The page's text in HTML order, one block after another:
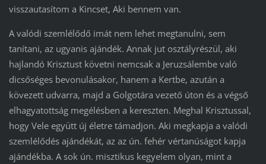
visszautasítom a Kincset, Aki bennem van.
A valódi szemlélődő imát nem lehet megtanulni, sem
tanítani, az ugyanis ajándék. Annak jut osztályrészül, aki
hajlandó Krisztust követni nemcsak a Jeruzsálembe való
dicsőséges bevonulásakor, hanem a Kertbe, azután a
kövezett udvarra, majd a Golgotára vezető úton és a végső
elhagyatottság megélésben a kereszten. Meghal Krisztussal,
hogy Vele együtt új életre támadjon. Aki megkapja a valódi
szemlélődés ajándékát, az az ún. fehér vértanúságot kapja
ajándékba. A sok ún. misztikus kegyelem olyan, mint a